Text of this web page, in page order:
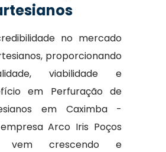
no mercado
proporcionando
viabilidade e
em Perfuração de
em Caximba -
Arco Iris Poços
vem crescendo e